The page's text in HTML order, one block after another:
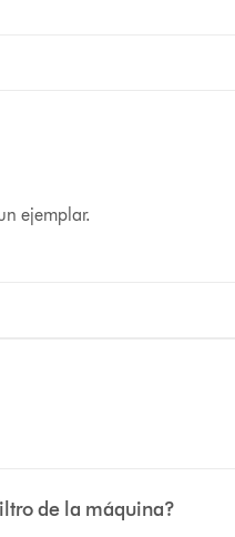
ejemplar.
de la máquina?